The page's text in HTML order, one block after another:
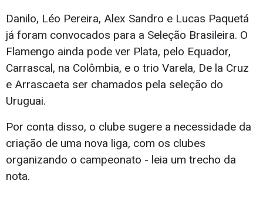
Danilo, Léo Pereira, Alex Sandro e Lucas Paquetá
já foram convocados para a Seleção Brasileira. O
Flamengo ainda pode ver Plata, pelo Equador,
Carrascal, na Colômbia, e o trio Varela, De la Cruz
e Arrascaeta ser chamados pela seleção do
Uruguai.
Por conta disso, o clube sugere a necessidade da
criação de uma nova liga, com os clubes
organizando o campeonato - leia um trecho da
nota.